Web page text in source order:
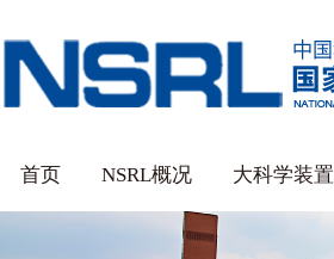
首页 NSRL概况 大科学装置